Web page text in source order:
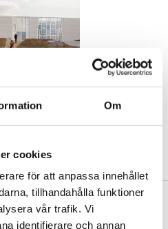
Om
cookies
för att anpassa innehållet
tillhandahålla funktioner
vår trafik. Vi
identifierare och annan